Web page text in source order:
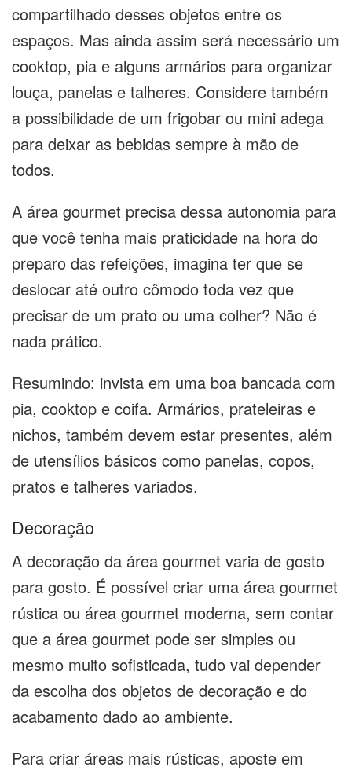
compartilhado desses objetos entre os
espaços. Mas ainda assim será necessário um
cooktop, pia e alguns armários para organizar
louça, panelas e talheres. Considere também
a possibilidade de um frigobar ou mini adega
para deixar as bebidas sempre à mão de
todos.
A área gourmet precisa dessa autonomia para
que você tenha mais praticidade na hora do
preparo das refeições, imagina ter que se
deslocar até outro cômodo toda vez que
precisar de um prato ou uma colher? Não é
nada prático.
Resumindo: invista em uma boa bancada com
pia, cooktop e coifa. Armários, prateleiras e
nichos, também devem estar presentes, além
de utensílios básicos como panelas, copos,
pratos e talheres variados.
Decoração
A decoração da área gourmet varia de gosto
para gosto. É possível criar uma área gourmet
rústica ou área gourmet moderna, sem contar
que a área gourmet pode ser simples ou
mesmo muito sofisticada, tudo vai depender
da escolha dos objetos de decoração e do
acabamento dado ao ambiente.
Para criar áreas mais rústicas, aposte em